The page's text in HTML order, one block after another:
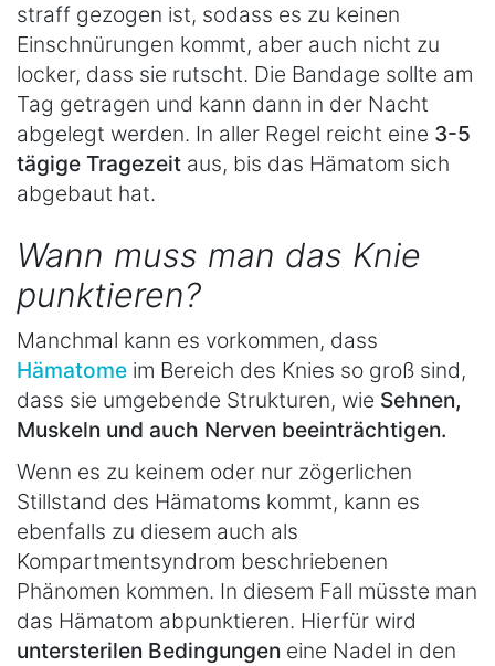
straff gezogen ist, sodass es zu keinen
Einschnürungen kommt, aber auch nicht zu
locker, dass sie rutscht. Die Bandage sollte am
Tag getragen und kann dann in der Nacht
abgelegt werden. In aller Regel reicht eine 3-5
tägige Tragezeit aus, bis das Hämatom sich
abgebaut hat.
Wann muss man das Knie
punktieren?
Manchmal kann es vorkommen, dass
Hämatome im Bereich des Knies so groß sind,
dass sie umgebende Strukturen, wie Sehnen,
Muskeln und auch Nerven beeinträchtigen.
Wenn es zu keinem oder nur zögerlichen
Stillstand des Hämatoms kommt, kann es
ebenfalls zu diesem auch als
Kompartmentsyndrom beschriebenen
Phänomen kommen. In diesem Fall müsste man
das Hämatom abpunktieren. Hierfür wird
untersterilen Bedingungen eine Nadel in den